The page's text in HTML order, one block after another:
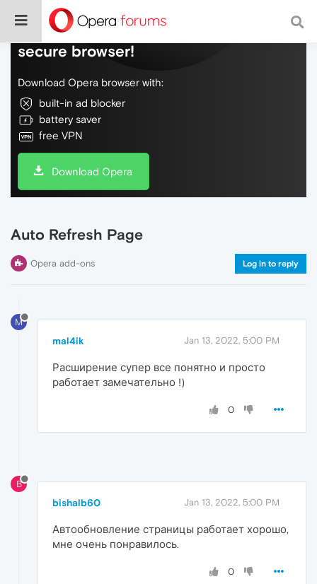
Do more on the web, with a fast and
secure browser!
Download Opera browser with:
built-in ad blocker
battery saver
free VPN
Download Opera
Auto Refresh Page
Opera add-ons Log in to reply
M
mal4ik Jan 13, 2022, 5:00 PM
Расширение супер все понятно и просто
работает замечательно !)
0
B
bishalb60 Jan 13, 2022, 5:00 PM
Автообновление страницы работает хорошо,
мне очень понравилось.
0